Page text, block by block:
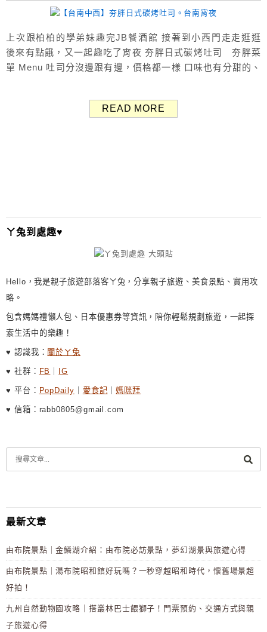
上次跟柏柏的學弟妹趣完JB餐酒館 接著到小西門走走逛逛
後來有點餓，又一起趣吃了宵夜 夯胖日式碳烤吐司 夯胖菜
單 Menu 吐司分沒邊跟有邊，價格都一樣 口味也有分甜的、
的 內用先找位子點餐，接著等叫號自己領餐點 我們位子坐有
READ MORE
ㄚ兔到處趣♥
Hello，我是親子旅遊部落客ㄚ兔，分享親子旅遊、美食景點、實用攻
略。
包含媽媽禮懶人包、日本優惠券等資訊，陪你輕鬆規劃旅遊，一起探
索生活中的樂趣！
♥ 認識我： 關於ㄚ兔
♥ 社群： FB IG
♥ 平台： PopDaily 愛食記 ｜媽咪拜
♥ 信箱：rabb0805@gmail.com
最新文章
由布院景點｜金鱗湖介紹：由布院必訪景點，夢幻湖景與旅遊心得
由布院景點｜湯布院昭和館好玩嗎？一秒穿越昭和時代，懷舊場景超
好拍！
九州自然動物園攻略｜搭叢林巴士餵獅子！門票預約、交通方式與親
子旅遊心得